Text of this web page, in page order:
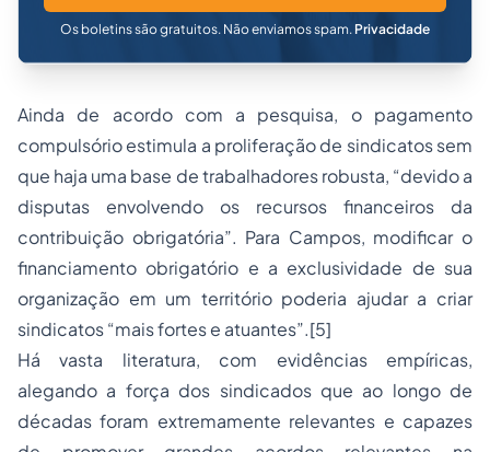
Os boletins são gratuitos. Não enviamos spam. Privacidade
Ainda de acordo com a pesquisa, o pagamento
compulsório estimula a proliferação de sindicatos sem
que haja uma base de trabalhadores robusta, “devido a
disputas envolvendo os recursos financeiros da
contribuição obrigatória”. Para Campos, modificar o
financiamento obrigatório e a exclusividade de sua
organização em um território poderia ajudar a criar
sindicatos “mais fortes e atuantes”.[5]
Há vasta literatura, com evidências empíricas,
alegando a força dos sindicados que ao longo de
décadas foram extremamente relevantes e capazes